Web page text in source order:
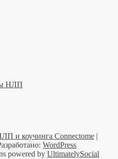
НЛП
и коучинга Connectome |
WordPress
powered by UltimatelySocial